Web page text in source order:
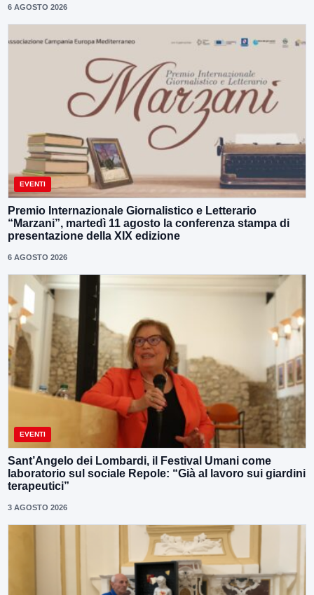
6 AGOSTO 2026
EVENTI
Premio Internazionale Giornalistico e Letterario
“Marzani”, martedì 11 agosto la conferenza stampa di
presentazione della XIX edizione
6 AGOSTO 2026
EVENTI
Sant’Angelo dei Lombardi, il Festival Umani come
laboratorio sul sociale Repole: “Già al lavoro sui giardini
terapeutici”
3 AGOSTO 2026